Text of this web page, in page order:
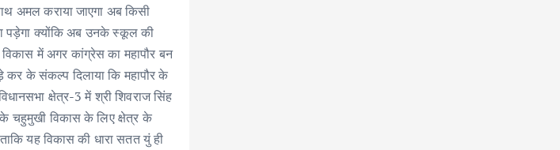
अमल कराया जाएगा अब किसी
पड़ेगा क्योंकि अब उनके स्कूल की
में अगर कांग्रेस का महापौर बन
कर के संकल्प दिलाया कि महापौर के
क्षेत्र-3 में श्री शिवराज सिंह
चहुमुखी विकास के लिए क्षेत्र के
यह विकास की धारा सतत युं ही